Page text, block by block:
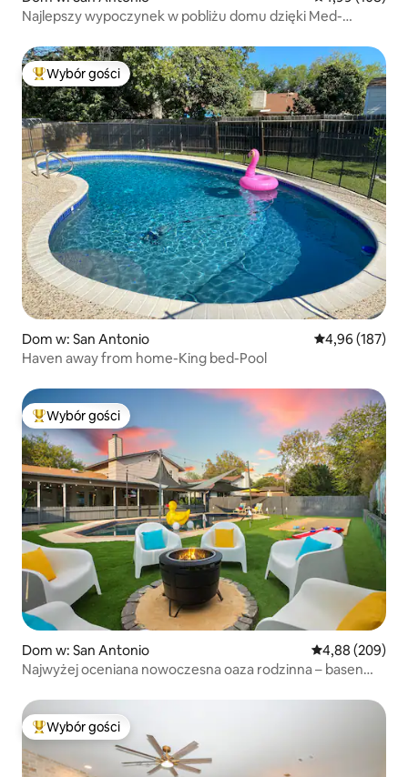
Najlepszy wypoczynek w pobliżu domu dzięki Med-
Najpopularniejsze z kategorii Wybór gości
Wybór gości
Dom w: San Antonio Średnia
4,96 (187)
Haven away from home-King bed-Pool
Najpopularniejsze z kategorii Wybór gości
Wybór gości
Dom w: San Antonio Średnia
4,88 (209)
Najwyżej oceniana nowoczesna oaza rodzinna – basen
Najpopularniejsze z kategorii Wybór gości
Wybór gości